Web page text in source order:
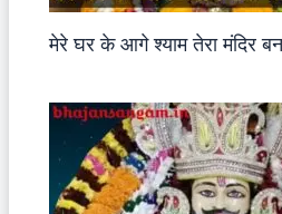
मेरे घर के आगे श्याम तेरा मंदिर